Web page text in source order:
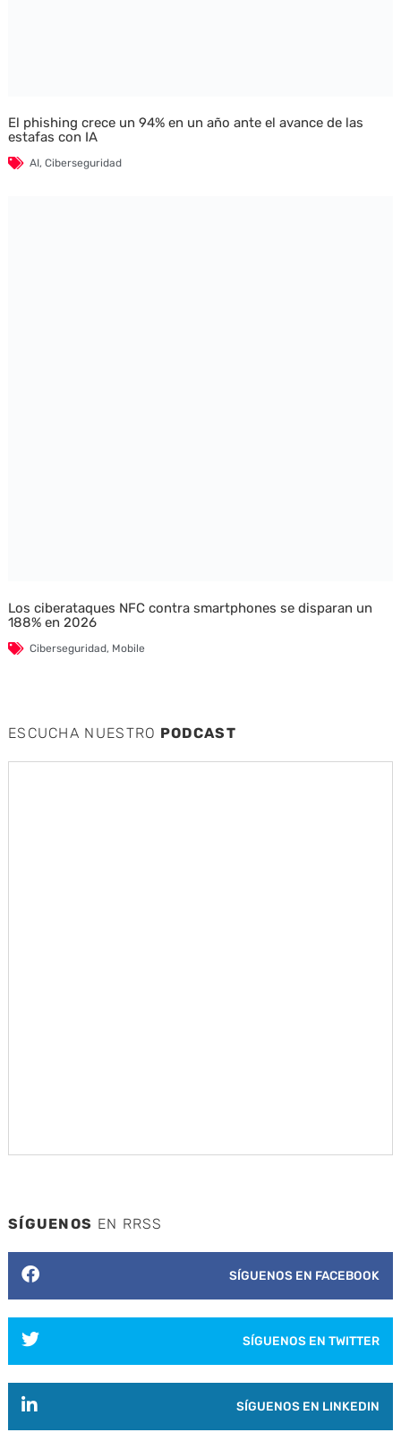
El phishing crece un 94% en un año ante el avance de las
estafas con IA
AI, Ciberseguridad
Los ciberataques NFC contra smartphones se disparan un
188% en 2026
Ciberseguridad, Mobile
ESCUCHA NUESTRO PODCAST
SÍGUENOS EN RRSS
SÍGUENOS EN FACEBOOK
SÍGUENOS EN TWITTER
SÍGUENOS EN LINKEDIN